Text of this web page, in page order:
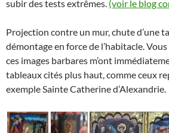
subir des tests extrêmes. (voir le blog
Projection contre un mur, chute d’une
démontage en force de l’habitacle.
ces images barbares m’ont
tableaux cités plus haut, comme ceux
exemple Sainte Catherine d’Alexandrie.